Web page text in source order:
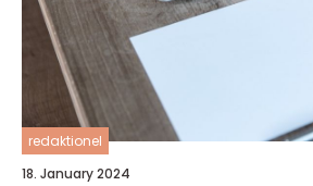
redaktionel
18. January 2024